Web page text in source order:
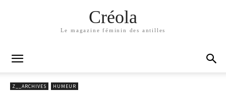
Créola
Le magazine féminin des antilles
Z__ARCHIVES HUMEUR